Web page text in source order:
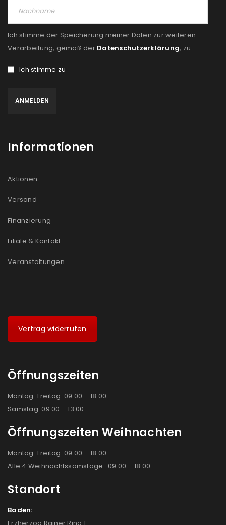
Ich stimme der Speicherung meiner Daten zur weiteren
Verarbeitung, gemäß der Datenschutzerklärung, zu:
Ich stimme zu
Informationen
Aktionen
Versand
Finanzierung
Filiale & Kontakt
Veranstaltungen
Vertrag widerrufen
Öffnungszeiten
Montag-Freitag: 09:00 – 18:00
Samstag: 09:00 – 13:00
Öffnungszeiten Weihnachten
Montag-Freitag: 09:00 – 18:00
Alle 4 Weihnachtssamstage : 09:00 – 18:00
Standort
Baden: